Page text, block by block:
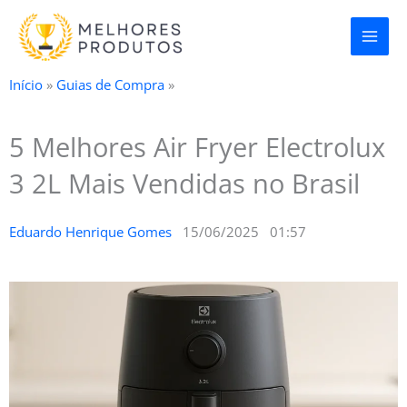
para
conteúdo
Início » Guias de Compra »
5 Melhores Air Fryer Electrolux
3 2L Mais Vendidas no Brasil
Eduardo Henrique Gomes 15/06/2025 01:57